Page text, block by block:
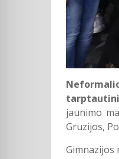
jaunimo
Gruzijos,
Gimnazijos